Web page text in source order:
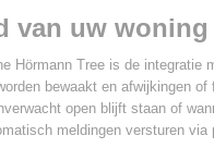
van uw
Hörmann Tree is de integratie
bewaakt en afwijkingen of
open blijft staan of
meldingen versturen via